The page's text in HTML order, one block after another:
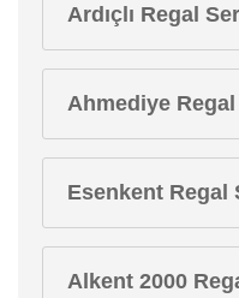
Ardıçlı Regal
Ahmediye
Esenkent Regal
Alkent 2000